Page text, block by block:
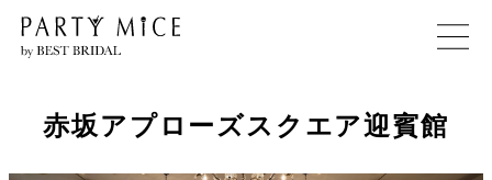
赤坂アプローズスクエア迎賓館